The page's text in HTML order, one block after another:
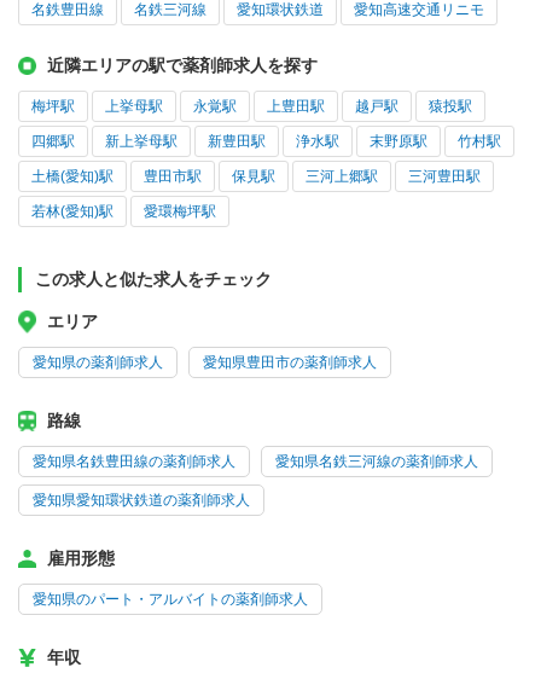
名鉄豊田線 名鉄三河線 愛知環状鉄道 愛知高速交通リニモ
近隣エリアの駅で薬剤師求人を探す
梅坪駅 上挙母駅 永覚駅 上豊田駅 越戸駅 猿投駅
四郷駅 新上挙母駅 新豊田駅 浄水駅 末野原駅 竹村駅
土橋(愛知)駅 豊田市駅 保見駅 三河上郷駅 三河豊田駅
若林(愛知)駅 愛環梅坪駅
この求人と似た求人をチェック
エリア
愛知県の薬剤師求人 愛知県豊田市の薬剤師求人
路線
愛知県名鉄豊田線の薬剤師求人 愛知県名鉄三河線の薬剤師求人
愛知県愛知環状鉄道の薬剤師求人
雇用形態
愛知県のパート・アルバイトの薬剤師求人
年収